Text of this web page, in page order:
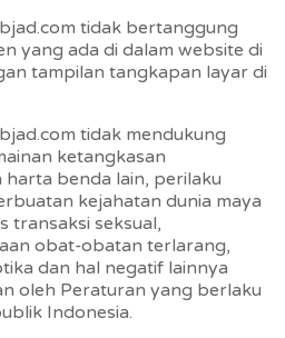
tidak bertanggung
yang ada di dalam website di
tampilan tangkapan layar di
tidak mendukung
ketangkasan
benda lain, perilaku
kejahatan dunia maya
transaksi seksual,
obat-obatan terlarang,
dan hal negatif lainnya
oleh Peraturan yang berlaku
Indonesia.